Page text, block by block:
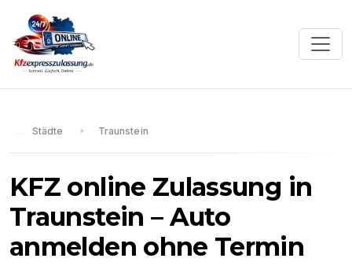
Städte Traunstein
KFZ online Zulassung in
Traunstein – Auto
anmelden ohne Termin